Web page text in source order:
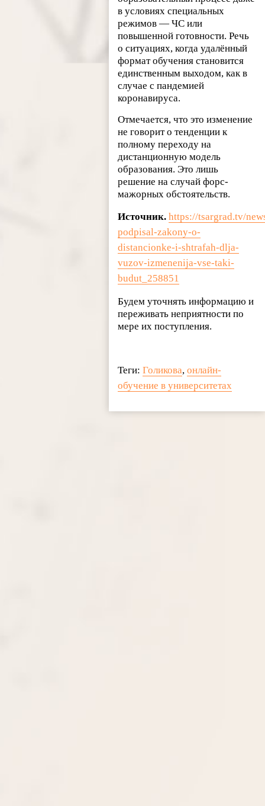
в условиях специальных
режимов — ЧС или
повышенной готовности. Речь
о ситуациях, когда удалённый
формат обучения становится
единственным выходом, как в
случае с пандемией
коронавируса.
Отмечается, что это изменение
не говорит о тенденции к
полному переходу на
дистанционную модель
образования. Это лишь
решение на случай форс-
мажорных обстоятельств.
Источник. https://tsargrad.tv/
podpisal-zakony-o-
distancionke-i-shtrafah-dlja-
vuzov-izmenenija-vse-taki-
budut_258851
Будем уточнять информацию и
переживать неприятности по
мере их поступления.
Теги:Голикова,онлайн-
обучение в университетах